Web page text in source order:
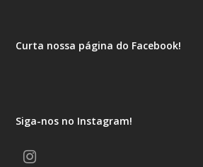
Curta nossa página do Facebook!
Siga-nos no Instagram!
Instagram